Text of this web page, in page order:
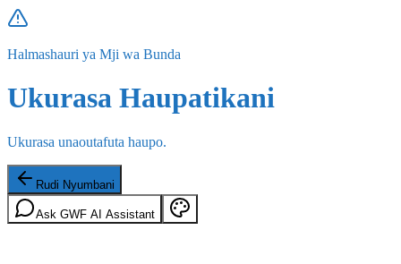
Halmashauri ya Mji wa Bunda
Ukurasa Haupatikani
Ukurasa unaoutafuta haupo.
Rudi Nyumbani
Ask GWF AI Assistant